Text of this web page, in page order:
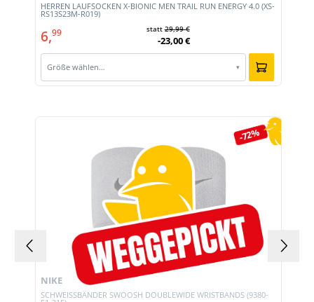
HERREN LAUFSOCKEN X-BIONIC MEN TRAIL RUN ENERGY 4.0 (XS-
RS13S23M-R019)
6,99 statt29,99 €
-23,00 €
Größe wählen… ▾
-72%
SCHWEISSBÄNDER SWOOSH DOUBLEWIDE WRISTBANDS (9380-
NIKE